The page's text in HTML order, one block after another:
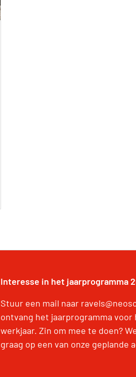
Interesse in het jaarprogramma
Stuur een mail naar
ontvang het jaarprogramma voor
werkjaar. Zin om mee te doen?
graag op een van onze geplande